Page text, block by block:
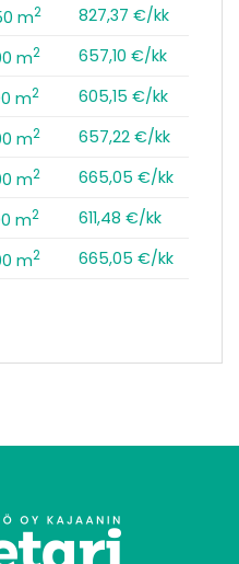
m2
827,37 €/kk
m2
657,10 €/kk
m2
605,15 €/kk
m2
657,22 €/kk
m2
665,05 €/kk
m2
611,48 €/kk
m2 665,05 €/kk